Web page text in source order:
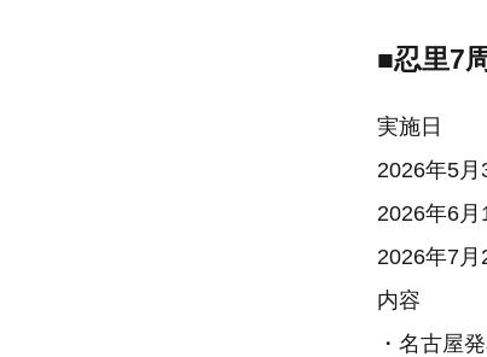
■忍里7
実施日
2026年5月
2026年6月
2026年7月
内容
・名古屋